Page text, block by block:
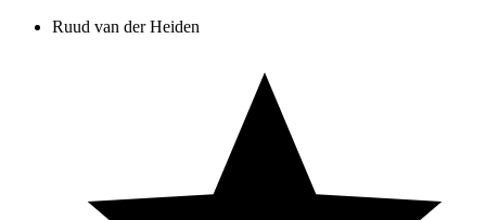
Ruud van der Heiden